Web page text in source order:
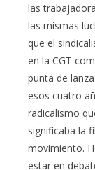
las
las mismas
que el
en la CGT
punta de
esos cuatro
radicalismo
significaba la
movimiento.
estar en